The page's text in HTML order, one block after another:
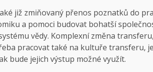
již zmiňovaný přenos poznatků do
a pomoci budovat bohatší
vědy. Komplexní změna
pracovat také na kultuře transferu,
bude jejich výstup možné využít.